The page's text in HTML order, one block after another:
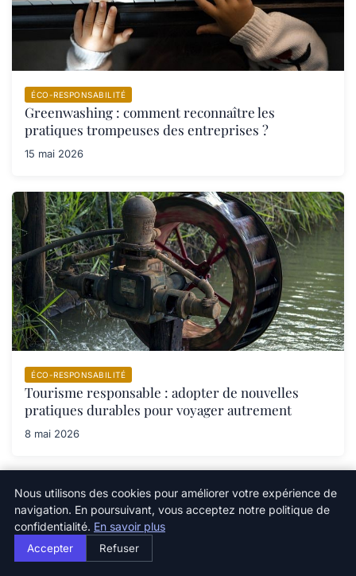
ÉCO-RESPONSABILITÉ
Greenwashing : comment reconnaître les
pratiques trompeuses des entreprises ?
15 mai 2026
ÉCO-RESPONSABILITÉ
Tourisme responsable : adopter de nouvelles
pratiques durables pour voyager autrement
8 mai 2026
Newsletter
Nous utilisons des cookies pour améliorer votre expérience de
navigation. En poursuivant, vous acceptez notre politique de
confidentialité. En savoir plus
Accepter Refuser